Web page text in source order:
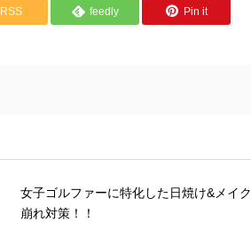
RSS feedly Pin it
女子ゴルファーに特化した日焼け&メイク
崩れ対策！！